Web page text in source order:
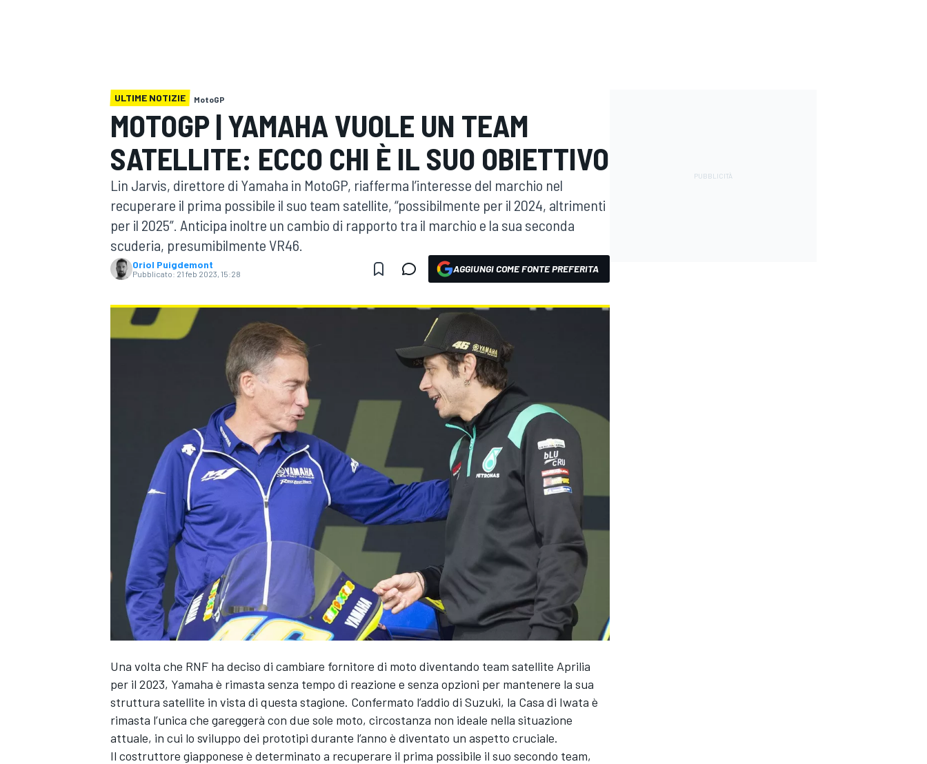
WRC
MONOPOSTO
ULTIME NOTIZIE MotoGP
MOTOGP | YAMAHA VUOLE UN TEAM
SATELLITE: ECCO CHI È IL SUO OBIETTIVO
Lin Jarvis, direttore di Yamaha in MotoGP, riafferma l’interesse del marchio nel
recuperare il prima possibile il suo team satellite, “possibilmente per il 2024, altrimenti
per il 2025”. Anticipa inoltre un cambio di rapporto tra il marchio e la sua seconda
scuderia, presumibilmente VR46.
Oriol Puigdemont
Pubblicato: 21 feb 2023, 15:28 AGGIUNGI COME FONTE PREFERITA
Una volta che RNF ha deciso di cambiare fornitore di moto diventando team satellite Aprilia
per il 2023, Yamaha è rimasta senza tempo di reazione e senza opzioni per mantenere la sua
struttura satellite in vista di questa stagione. Confermato l’addio di Suzuki, la Casa di Iwata è
rimasta l’unica che gareggerà con due sole moto, circostanza non ideale nella situazione
attuale, in cui lo sviluppo dei prototipi durante l’anno è diventato un aspetto cruciale.
Il costruttore giapponese è determinato a recuperare il prima possibile il suo secondo team,